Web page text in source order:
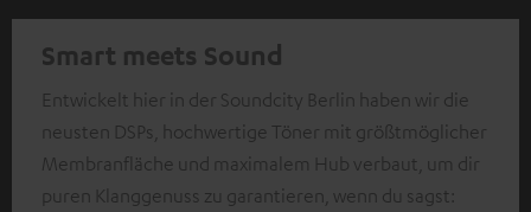
Smart meets Sound
Entwickelt hier in der Soundcity Berlin haben wir die
neusten DSPs, hochwertige Töner mit größtmöglicher
Membranfläche und maximalem Hub verbaut, um dir
puren Klanggenuss zu garantieren, wenn du sagst: